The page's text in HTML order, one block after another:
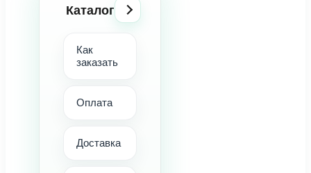
Каталог
Как
заказать
Оплата
Доставка